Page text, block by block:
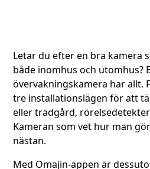
Letar du efter en bra kamera
både inomhus och utomhus?
övervakningskamera har allt.
tre installationslägen för att
eller trädgård,
Kameran som vet hur man
nästan.
Med Omajin-appen är